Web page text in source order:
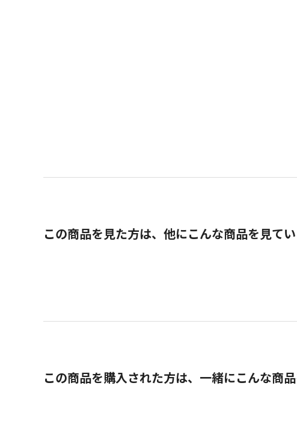
この商品を見た方は、他にこんな商品を見て
この商品を購入された方は、一緒にこんな商品